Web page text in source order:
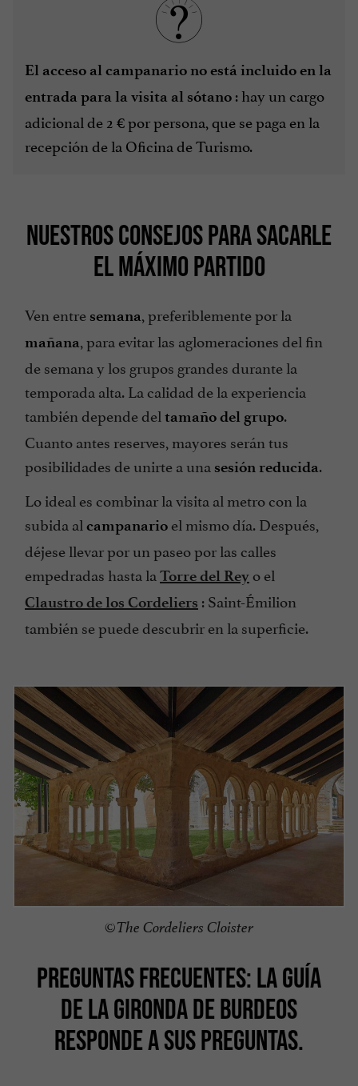
El acceso al campanario no está incluido en la
entrada para la visita al sótano : hay un cargo
adicional de 2 € por persona, que se paga en la
recepción de la Oficina de Turismo.
NUESTROS CONSEJOS PARA SACARLE
EL MÁXIMO PARTIDO
Ven entre semana, preferiblemente por la
mañana, para evitar las aglomeraciones del fin
de semana y los grupos grandes durante la
temporada alta. La calidad de la experiencia
también depende del tamaño del grupo.
Cuanto antes reserves, mayores serán tus
posibilidades de unirte a una sesión reducida.
Lo ideal es combinar la visita al metro con la
subida al campanario el mismo día. Después,
déjese llevar por un paseo por las calles
empedradas hasta la Torre del Rey o el
Claustro de los Cordeliers : Saint-Émilion
también se puede descubrir en la superficie.
©The Cordeliers Cloister
PREGUNTAS FRECUENTES: LA GUÍA
DE LA GIRONDA DE BURDEOS
RESPONDE A SUS PREGUNTAS.